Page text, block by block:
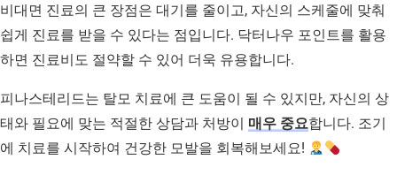
비대면 진료의 큰 장점은 대기를 줄이고, 자신의 스케줄에 맞춰
쉽게 진료를 받을 수 있다는 점입니다. 닥터나우 포인트를 활용
하면 진료비도 절약할 수 있어 더욱 유용합니다.
피나스테리드는 탈모 치료에 큰 도움이 될 수 있지만, 자신의 상
태와 필요에 맞는 적절한 상담과 처방이 매우 중요합니다. 조기
에 치료를 시작하여 건강한 모발을 회복해보세요!